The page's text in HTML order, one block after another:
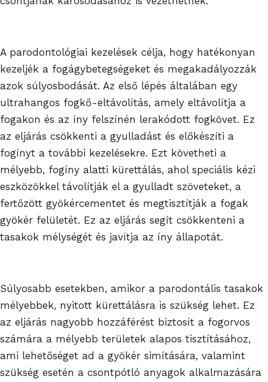
A parodontológiai kezelések célja, hogy hatékonyan
kezeljék a fogágybetegségeket és megakadályozzák
azok súlyosbodását. Az első lépés általában egy
ultrahangos fogkő-eltávolítás, amely eltávolítja a
fogakon és az íny felszínén lerakódott fogkövet. Ez
az eljárás csökkenti a gyulladást és előkészíti a
fogínyt a további kezelésekre. Ezt követheti a
mélyebb, fogíny alatti kürettálás, ahol speciális kézi
eszközökkel távolítják el a gyulladt szöveteket, a
fertőzött gyökércementet és megtisztítják a fogak
gyökér felületét. Ez az eljárás segít csökkenteni a
tasakok mélységét és javítja az íny állapotát.
Súlyosabb esetekben, amikor a parodontális tasakok
mélyebbek, nyitott kürettálásra is szükség lehet. Ez
az eljárás nagyobb hozzáférést biztosít a fogorvos
számára a mélyebb területek alapos tisztításához,
ami lehetőséget ad a gyökér simítására, valamint
szükség esetén a csontpótló anyagok alkalmazására